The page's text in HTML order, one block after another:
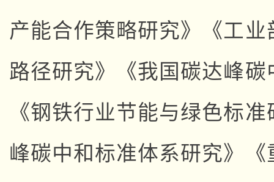
产能合作策略研究》《工
路径研究》《我国碳达峰
《钢铁行业节能与绿色标
峰碳中和标准体系研究》